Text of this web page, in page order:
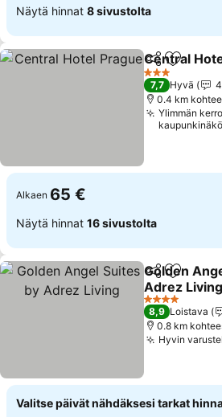
Näytä hinnat 8 sivustolta
Jaa Lisää
Central
3 Tähtiluokitus
7,7 Hyvä
0.4 km
Ylimmän
Alkaen 65 €
Näytä hinnat 16 sivustolta
Jaa Lisää
Golden
Adrez Living
4 Tähtiluokitus
8,9 Loistava
0.8 km
Hyvin
Valitse päivät nähdäksesi tarkat